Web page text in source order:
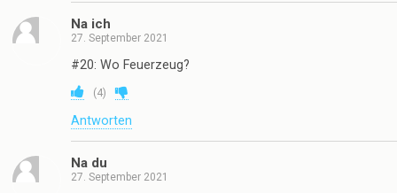
Na ich
27. September 2021
#20: Wo Feuerzeug?
(4)
Antworten
Na du
27. September 2021